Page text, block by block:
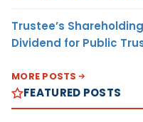
Trustee’s
Dividend for Public
MORE POSTS
FEATURED POSTS